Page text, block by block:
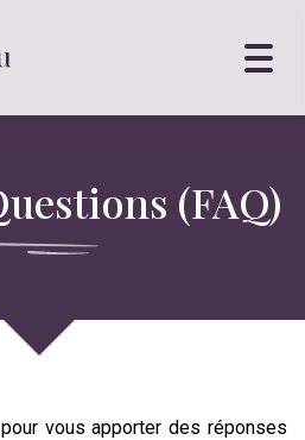
(FAQ)
vous apporter des réponses